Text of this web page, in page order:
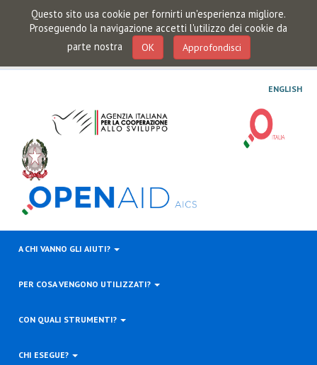
Questo sito usa cookie per fornirti un'esperienza migliore.
Proseguendo la navigazione accetti l'utilizzo dei cookie da
parte nostra
OK Approfondisci
ENGLISH
A CHI VANNO GLI AIUTI?
PER COSA VENGONO UTILIZZATI?
CON QUALI STRUMENTI?
CHI ESEGUE?